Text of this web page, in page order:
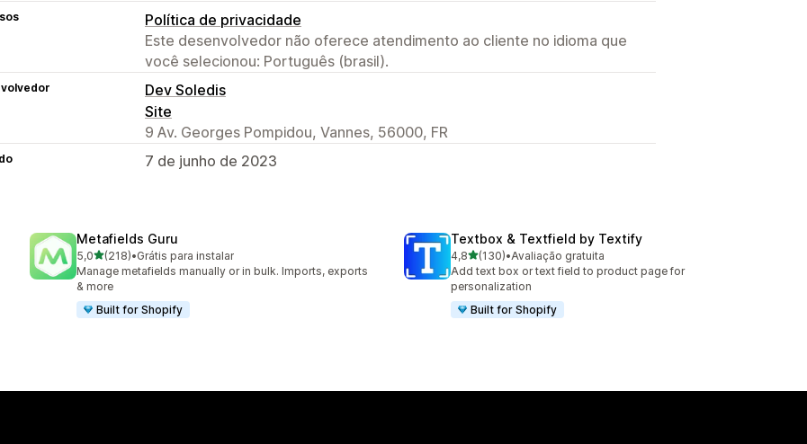
Política de privacidade
Este desenvolvedor não oferece atendimento ao cliente no idioma que
você selecionou: Português (brasil).
Dev Soledis
Site
9 Av. Georges Pompidou, Vannes, 56000, FR
7 de junho de 2023
Metafields Guru
5,0de 5 estrelas
(218)
218 avaliações ao todo
•Grátis para instalar
Manage metafields manually or in bulk. Imports, exports
& more
Built for Shopify
Textbox & Textfield by Textify
4,8de 5 estrelas
(130)
130 avaliações ao todo
•Avaliação gratuita
Add text box or text field to product page for
personalization
Built for Shopify